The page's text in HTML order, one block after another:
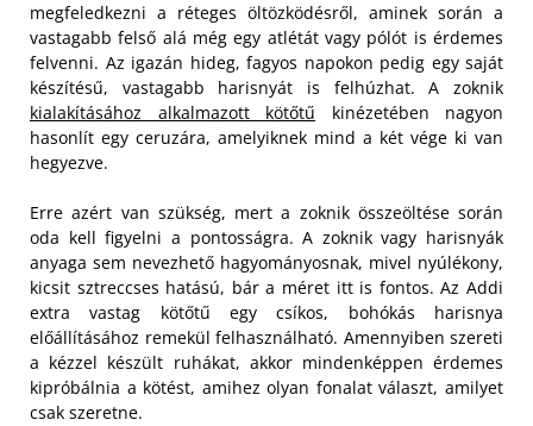
megfeledkezni a réteges öltözködésről, aminek során a
vastagabb felső alá még egy atlétát vagy pólót is érdemes
felvenni. Az igazán hideg, fagyos napokon pedig egy saját
készítésű, vastagabb harisnyát is felhúzhat. A zoknik
kialakításához alkalmazott kötőtű kinézetében nagyon
hasonlít egy ceruzára, amelyiknek mind a két vége ki van
hegyezve.
Erre azért van szükség, mert a zoknik összeöltése során
oda kell figyelni a pontosságra. A zoknik vagy harisnyák
anyaga sem nevezhető hagyományosnak, mivel nyúlékony,
kicsit sztreccses hatású, bár a méret itt is fontos. Az Addi
extra vastag kötőtű egy csíkos, bohókás harisnya
előállításához remekül felhasználható. Amennyiben szereti
a kézzel készült ruhákat, akkor mindenképpen érdemes
kipróbálnia a kötést, amihez olyan fonalat választ, amilyet
csak szeretne.